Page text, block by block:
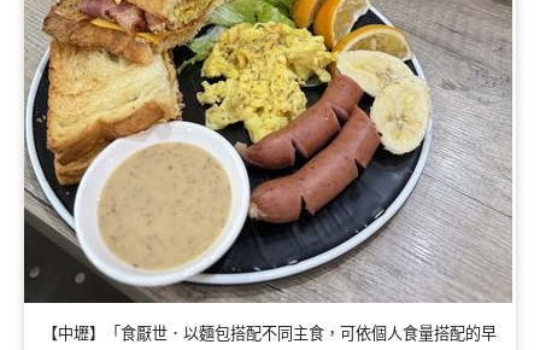
【中壢】「食厭世．以麵包搭配不同主食，可依個人食量搭配的早